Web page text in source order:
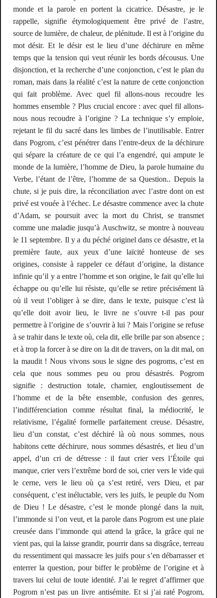
monde et la parole en portent la cicatrice. Désastre, je le
rappelle, signifie étymologiquement être privé de l’astre,
source de lumière, de chaleur, de plénitude. Il est à l’origine du
mot désir. Et le désir est le lieu d’une déchirure en même
temps que la tension qui veut réunir les bords décousus. Une
disjonction, et la recherche d’une conjonction, c’est le plan du
roman, mais dans la réalité c’est la nature de cette conjonction
qui fait problème. Avec quel fil allons-nous recoudre les
hommes ensemble ? Plus crucial encore : avec quel fil allons-
nous nous recoudre à l’origine ? La technique s’y emploie,
rejetant le fil du sacré dans les limbes de l’inutilisable. Entrer
dans Pogrom, c’est pénétrer dans l’entre-deux de la déchirure
qui sépare la créature de ce qui l’a engendré, qui ampute le
monde de la lumière, l’homme de Dieu, la parole humaine du
Verbe, l’étant de l’être, l’homme de sa Question.. Depuis la
chute, si je puis dire, la réconciliation avec l’astre dont on est
privé est vouée à l’échec. Le désastre commence avec la chute
d’Adam, se poursuit avec la mort du Christ, se transmet
comme une maladie jusqu’à Auschwitz, se montre à nouveau
le 11 septembre. Il y a du péché originel dans ce désastre, et la
première faute, aux yeux d’une laïcité honteuse de ses
origines, consiste à rappeler ce défaut d’origine, la distance
infinie qu’il y a entre l’homme et son origine, le fait qu’elle lui
échappe ou qu’elle lui résiste, qu’elle se retire précisément là
où il veut l’obliger à se dire, dans le texte, puisque c’est là
qu’elle doit avoir lieu, le livre ne s’ouvre t-il pas pour
permettre à l’origine de s’ouvrir à lui ? Mais l’origine se refuse
à se trahir dans le texte où, cela dit, elle brille par son absence ;
et à trop la forcer à se dire on la dit de travers, on la dit mal, on
la maudit ! Nous vivons sous le signe des pogroms, c’est en
cela que nous sommes peu ou prou désastrés.Pogrom
signifie : destruction totale, charnier, engloutissement de
l’homme et de la bête ensemble, confusion des genres,
l’indifférenciation comme résultat final, la médiocrité, le
relativisme, l’égalité formelle parfaitement creuse. Désastre,
lieu d’un constat, c’est déchiré là où nous sommes, nous
habitons cette déchirure, nous sommes désastrés, et lieu d’un
appel, d’un cri de détresse : il faut crier vers l’Étoile qui
manque, crier vers l’extrême bord de soi, crier vers le vide qui
le cerne, vers le lieu où ça s’est retiré, vers Dieu, et par
conséquent, c’est inéluctable, vers les juifs, le peuple du Nom
de Dieu ! Le désastre, c’est le monde plongé dans la nuit,
l’immonde si l’on veut, et la parole dansPogrom est une plaie
creusée dans l’immonde qui attend la grâce, la grâce qui ne
vient pas, qui la laisse grandir, pourrir dans sa disgrâce, terreau
du ressentiment qui massacre les juifs pour s’en débarrasser et
enterrer la question, pour biffer le problème de l’origine et à
travers lui celui de toute identité. J’ai le regret d’affirmer que
Pogromn’est pas un livre antisémite. Et si j’ai ratéPogrom,